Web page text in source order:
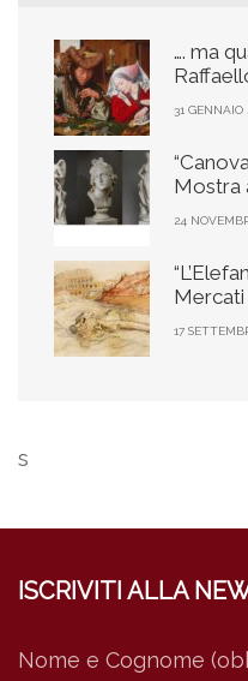
…. ma
31 GENNAIO
Mostra
24
Mercati
17
s
ISCRIVITI ALLA
Nome e Cognome